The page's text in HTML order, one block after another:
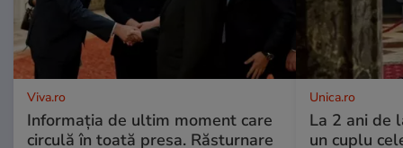
Viva.ro
Informația de ultim moment care
circulă în toată presa. Răsturnare
Unica.ro
La 2 ani de
un cuplu